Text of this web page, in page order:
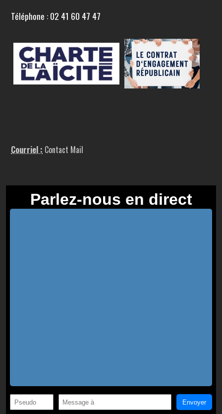
Téléphone : 02 41 60 47 47
Courriel : Contact Mail